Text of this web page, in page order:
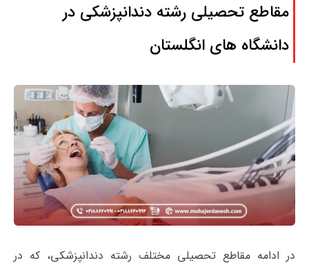
مقاطع تحصیلی رشته دندانپزشکی در
دانشگاه‌ های انگلستان
در ادامه مقاطع تحصیلی مختلف رشته دندانپزشکی، که در